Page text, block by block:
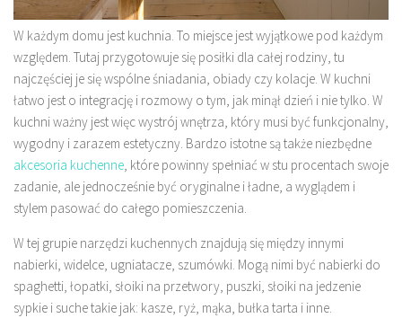
W każdym domu jest kuchnia. To miejsce jest wyjątkowe pod każdym
względem. Tutaj przygotowuje się posiłki dla całej rodziny, tu
najczęściej je się wspólne śniadania, obiady czy kolacje. W kuchni
łatwo jest o integrację i rozmowy o tym, jak minął dzień i nie tylko. W
kuchni ważny jest więc wystrój wnętrza, który musi być funkcjonalny,
wygodny i zarazem estetyczny. Bardzo istotne są także niezbędne
akcesoria kuchenne, które powinny spełniać w stu procentach swoje
zadanie, ale jednocześnie być oryginalne i ładne, a wyglądem i
stylem pasować do całego pomieszczenia.
W tej grupie narzędzi kuchennych znajdują się między innymi
nabierki, widelce, ugniatacze, szumówki. Mogą nimi być nabierki do
spaghetti, łopatki, słoiki na przetwory, puszki, słoiki na jedzenie
sypkie i suche takie jak: kasze, ryż, mąka, bułka tarta i inne.